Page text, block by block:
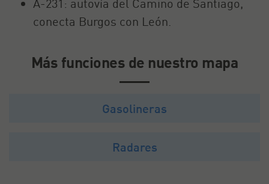
A-231: autovía del Camino de Santiago,
conecta Burgos con León.
Más funciones de nuestro mapa
Gasolineras
Radares